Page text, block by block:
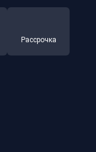
Рассрочка